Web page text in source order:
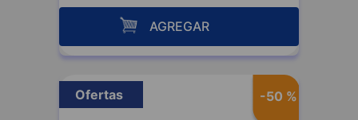
AGREGAR
-50 %
Ofertas